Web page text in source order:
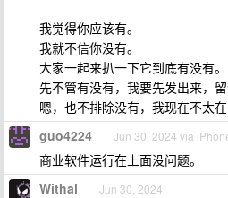
我觉得你应该有。
我就不信你没有。
大家一起来扒一下它到底有没有。
先不管有没有，我要先发出来，留
嗯，也不排除没有，我现在不太在
guo4224 Jun 30, 2024 via
商业软件运行在上面没问题。
Withal Jun 30, 2024